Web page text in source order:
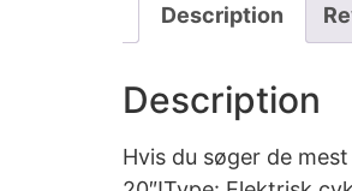
Description
Description
Hvis du søger de